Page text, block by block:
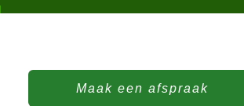
Maak een afspraak